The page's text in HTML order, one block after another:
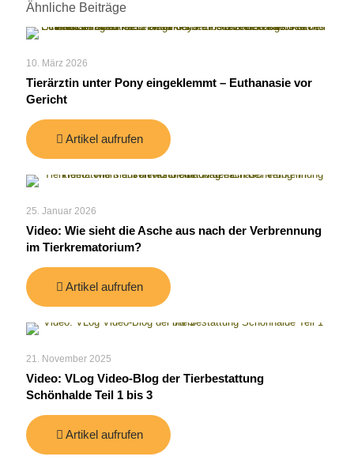
Ähnliche Beiträge
10. März 2026
Tierärztin unter Pony eingeklemmt – Euthanasie vor
Gericht
Artikel aufrufen
25. Januar 2026
Video: Wie sieht die Asche aus nach der Verbrennung
im Tierkrematorium?
Artikel aufrufen
21. November 2025
Video: VLog Video-Blog der Tierbestattung
Schönhalde Teil 1 bis 3
Artikel aufrufen